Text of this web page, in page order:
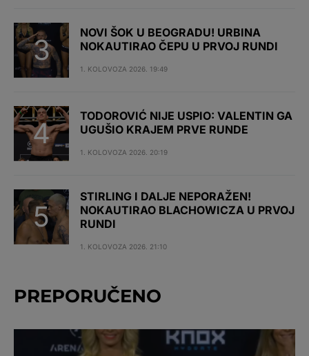
NOVI ŠOK U BEOGRADU! URBINA
NOKAUTIRAO ČEPU U PRVOJ RUNDI
1. KOLOVOZA 2026. 19:49
TODOROVIĆ NIJE USPIO: VALENTIN GA
UGUŠIO KRAJEM PRVE RUNDE
1. KOLOVOZA 2026. 20:19
STIRLING I DALJE NEPORAŽEN!
NOKAUTIRAO BLACHOWICZA U PRVOJ
RUNDI
1. KOLOVOZA 2026. 21:10
PREPORUČENO